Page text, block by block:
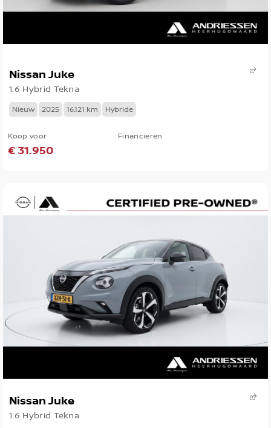
Nissan Juke
1.6 Hybrid Tekna
Nieuw 2025 16.121 km Hybride
Koop voor
€ 31.950
Financieren
Nissan Juke
1.6 Hybrid Tekna